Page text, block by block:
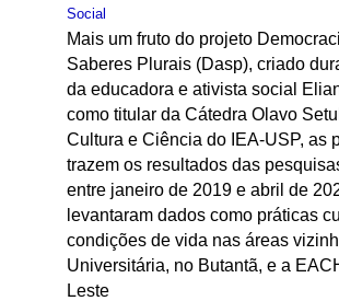
Social
Mais um fruto do projeto
Saberes Plurais (Dasp), criado
da educadora e ativista social
como titular da Cátedra Olavo
Cultura e Ciência do IEA-USP, as
trazem os resultados das
entre janeiro de 2019 e abril de
levantaram dados como práticas
condições de vida nas áreas
Universitária, no Butantã, e a
Leste